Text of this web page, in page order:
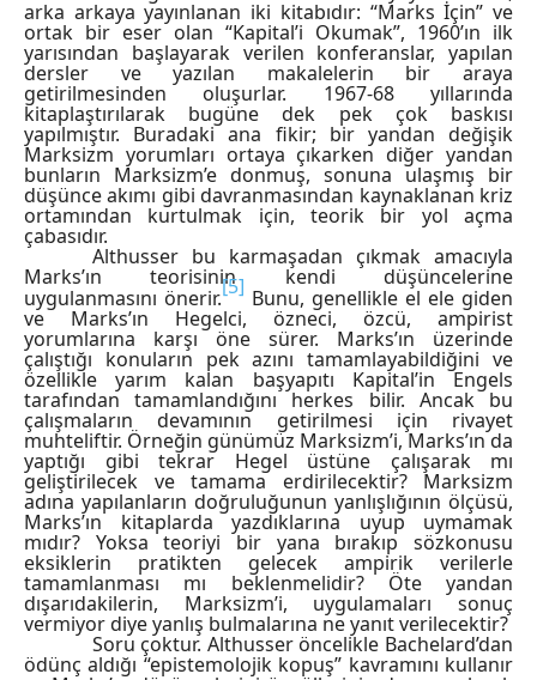
arka arkaya yayınlanan iki kitabıdır: “Marks İçin” ve
ortak bir eser olan “Kapital’i Okumak”, 1960’ın ilk
yarısından başlayarak verilen konferanslar, yapılan
dersler ve yazılan makalelerin bir araya
getirilmesinden oluşurlar. 1967-68 yıllarında
kitaplaştırılarak bugüne dek pek çok baskısı
yapılmıştır. Buradaki ana fikir; bir yandan değişik
Marksizm yorumları ortaya çıkarken diğer yandan
bunların Marksizm’e donmuş, sonuna ulaşmış bir
düşünce akımı gibi davranmasından kaynaklanan kriz
ortamından kurtulmak için, teorik bir yol açma
çabasıdır.
Althusser bu karmaşadan çıkmak amacıyla
Marks’ın teorisinin kendi düşüncelerine
uygulanmasını önerir.[5] Bunu, genellikle el ele giden
ve Marks’ın Hegelci, özneci, özcü, ampirist
yorumlarına karşı öne sürer. Marks’ın üzerinde
çalıştığı konuların pek azını tamamlayabildiğini ve
özellikle yarım kalan başyapıtı Kapital’in Engels
tarafından tamamlandığını herkes bilir. Ancak bu
çalışmaların devamının getirilmesi için rivayet
muhteliftir. Örneğin günümüz Marksizm’i, Marks’ın da
yaptığı gibi tekrar Hegel üstüne çalışarak mı
geliştirilecek ve tamama erdirilecektir? Marksizm
adına yapılanların doğruluğunun yanlışlığının ölçüsü,
Marks’ın kitaplarda yazdıklarına uyup uymamak
mıdır? Yoksa teoriyi bir yana bırakıp sözkonusu
eksiklerin pratikten gelecek ampirik verilerle
tamamlanması mı beklenmelidir? Öte yandan
dışarıdakilerin, Marksizm’i, uygulamaları sonuç
vermiyor diye yanlış bulmalarına ne yanıt verilecektir?
Soru çoktur. Althusser öncelikle Bachelard’dan
ödünç aldığı “epistemolojik kopuş” kavramını kullanır